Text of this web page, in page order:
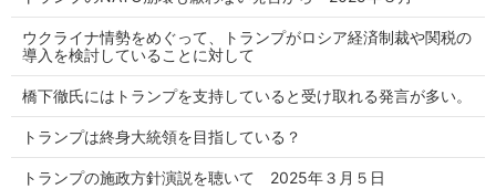
ウクライナ情勢をめぐって、トランプがロシア経済制裁や関税の
導入を検討していることに対して
橋下徹氏にはトランプを支持していると受け取れる発言が多い。
トランプは終身大統領を目指している？
トランプの施政方針演説を聴いて 2025年３月５日